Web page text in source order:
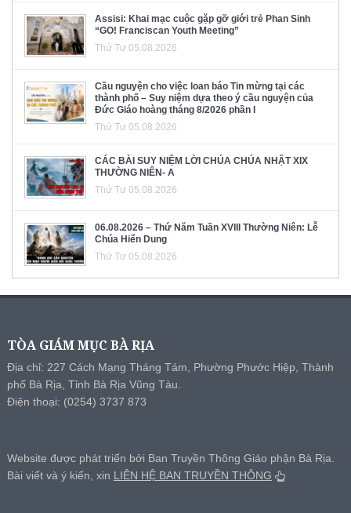
Assisi: Khai mạc cuộc gặp gỡ giới trẻ Phan Sinh
“GO! Franciscan Youth Meeting”
Thứ Tư 05.08.2026
Cầu nguyện cho việc loan báo Tin mừng tại các
thành phố – Suy niệm dựa theo ý cầu nguyện của
Đức Giáo hoàng tháng 8/2026 phần I
Thứ Tư 05.08.2026
CÁC BÀI SUY NIỆM LỜI CHÚA CHÚA NHẬT XIX
THƯỜNG NIÊN- A
Thứ Tư 05.08.2026
06.08.2026 – Thứ Năm Tuần XVIII Thường Niên: Lễ
Chúa Hiển Dung
Thứ Tư 05.08.2026
TÒA GIÁM MỤC BÀ RỊA
Địa chỉ: 227 Cách Mạng Tháng Tám, Phường Phước Hiệp, Thành
phố Bà Rịa, Tỉnh Bà Rịa Vũng Tàu.
Điện thoại: (0254) 3737 873
Website được phát triển bởi Ban Truyền Thông Giáo phận Bà Rịa.
Bài viết và ý kiến, xin LIÊN HỆ BAN TRUYỀN THÔNG